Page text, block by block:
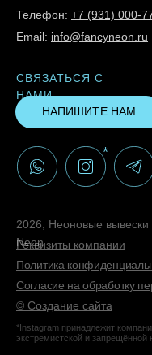
Телефон: +7 (931) 000-
Email: info@fancyneon.ru
Реквизиты компании
Согласие на обработку
Политика
*Instagram принадлежит
экстремистской и запрещённой
2026, Неоновые вывески
Neon
© Создание сайта
СВЯЗАТЬСЯ С
НАМИ
НАПИШИТЕ НАМ
*